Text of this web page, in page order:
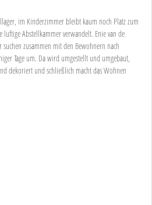
im Kinderzimmer bleibt kaum noch Platz zum
Abstellkammer verwandelt. Enie van de
zusammen mit den Bewohnern nach
Tage um. Da wird umgestellt und umgebaut,
dekoriert und schließlich macht das Wohnen